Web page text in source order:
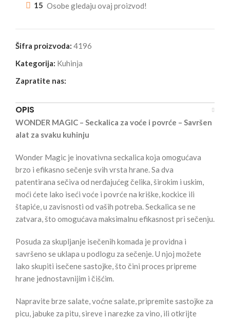
15 Osobe gledaju ovaj proizvod!
Šifra proizvoda: 4196
Kategorija: Kuhinja
Zapratite nas:
OPIS
WONDER MAGIC – Seckalica za voće i povrće – Savršen
alat za svaku kuhinju
Wonder Magic je inovativna seckalica koja omogućava
brzo i efikasno sečenje svih vrsta hrane. Sa dva
patentirana sečiva od nerđajućeg čelika, širokim i uskim,
moći ćete lako iseći voće i povrće na kriške, kockice ili
štapiće, u zavisnosti od vaših potreba. Seckalica se ne
zatvara, što omogućava maksimalnu efikasnost pri sečenju.
Posuda za skupljanje isečenih komada je providna i
savršeno se uklapa u podlogu za sečenje. U njoj možete
lako skupiti isečene sastojke, što čini proces pripreme
hrane jednostavnijim i čišćim.
Napravite brze salate, voćne salate, pripremite sastojke za
picu, jabuke za pitu, sireve i narezke za vino, ili otkrijte